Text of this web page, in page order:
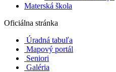
Materská škola
Oficiálna stránka
Úradná tabuľa
Mapový portál
Seniori
Galéria